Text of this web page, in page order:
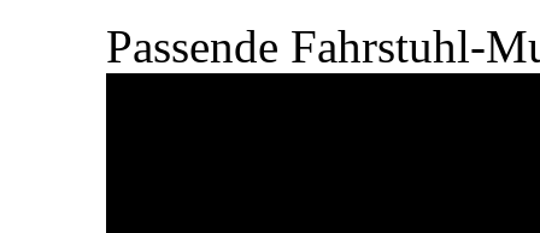
Passende Fahrstuhl-